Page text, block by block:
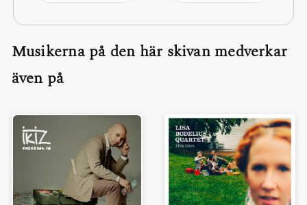
Musikerna på den här skivan medverkar
även på